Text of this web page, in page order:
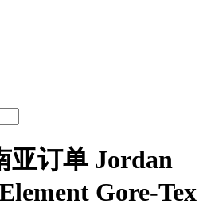
亚订单 Jordan
Gore-Tex